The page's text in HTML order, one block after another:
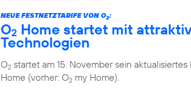
NEUE FESTNETZTARIFE VON O2:
O2 Home startet mit
Technologien
O2 startet am 15. November sein
Home (vorher: O2 my Home).